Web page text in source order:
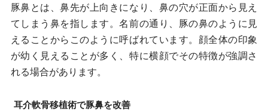
豚鼻とは、鼻先が上向きになり、鼻の穴が正面から見え
てしまう鼻を指します。名前の通り、豚の鼻のように見
えることからこのように呼ばれています。顔全体の印象
が幼く見えることが多く、特に横顔でその特徴が強調さ
れる場合があります。
耳介軟骨移植術で豚鼻を改善